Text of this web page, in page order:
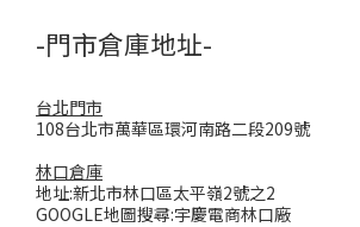
-門市倉庫地址-
台北門市
108台北市萬華區環河南路二段209號
林口倉庫
地址:新北市林口區太平嶺2號之2
GOOGLE地圖搜尋:宇慶電商林口廠